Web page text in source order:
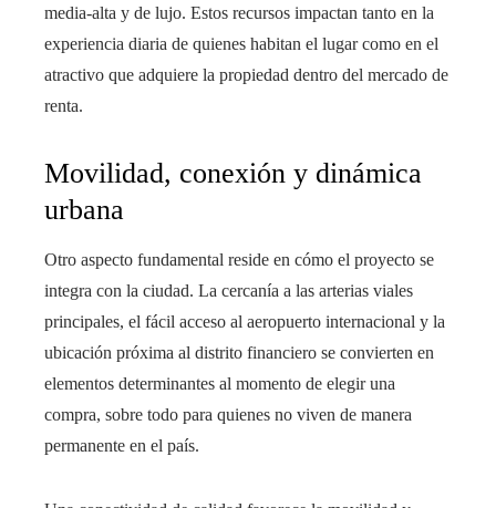
media-alta y de lujo. Estos recursos impactan tanto en la
experiencia diaria de quienes habitan el lugar como en el
atractivo que adquiere la propiedad dentro del mercado de
renta.
Movilidad, conexión y dinámica
urbana
Otro aspecto fundamental reside en cómo el proyecto se
integra con la ciudad. La cercanía a las arterias viales
principales, el fácil acceso al aeropuerto internacional y la
ubicación próxima al distrito financiero se convierten en
elementos determinantes al momento de elegir una
compra, sobre todo para quienes no viven de manera
permanente en el país.